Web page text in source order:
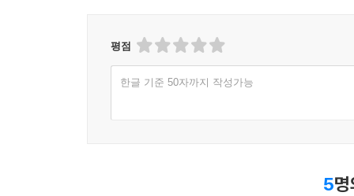
평점
한글 기준 50자까지 작성가능
5